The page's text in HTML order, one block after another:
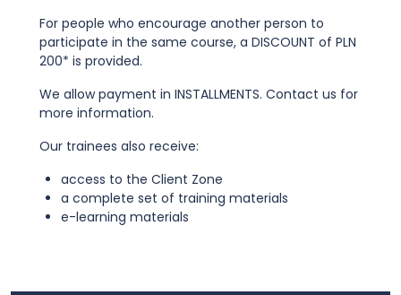
For people who encourage another person to
participate in the same course, a DISCOUNT of PLN
200* is provided.
We allow payment in INSTALLMENTS. Contact us for
more information.
Our trainees also receive:
access to the Client Zone
a complete set of training materials
e-learning materials